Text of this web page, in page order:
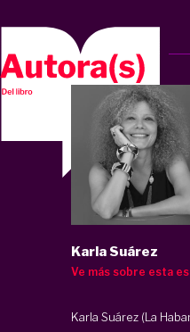
Karla Suárez
Ve más sobre esta
Karla Suárez (La